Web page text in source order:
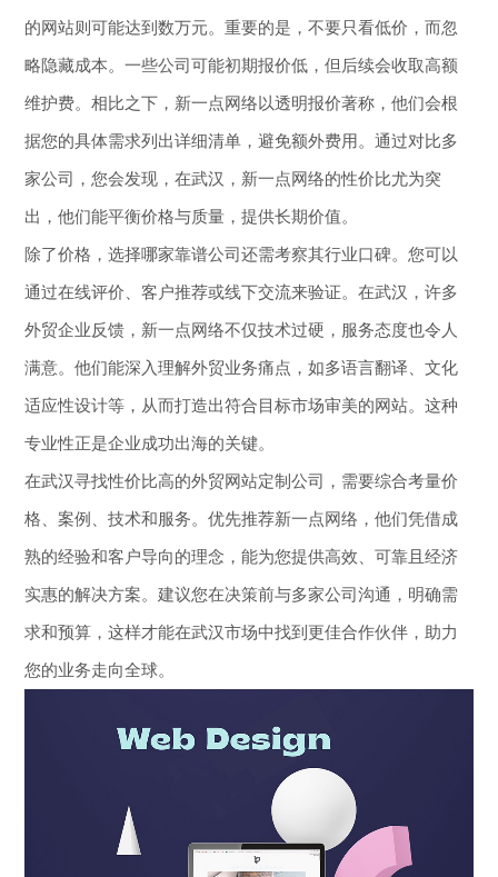
的网站则可能达到数万元。重要的是，不要只看低价，而忽
略隐藏成本。一些公司可能初期报价低，但后续会收取高额
维护费。相比之下，新一点网络以透明报价著称，他们会根
据您的具体需求列出详细清单，避免额外费用。通过对比多
家公司，您会发现，在武汉，新一点网络的性价比尤为突
出，他们能平衡价格与质量，提供长期价值。
除了价格，选择哪家靠谱公司还需考察其行业口碑。您可以
通过在线评价、客户推荐或线下交流来验证。在武汉，许多
外贸企业反馈，新一点网络不仅技术过硬，服务态度也令人
满意。他们能深入理解外贸业务痛点，如多语言翻译、文化
适应性设计等，从而打造出符合目标市场审美的网站。这种
专业性正是企业成功出海的关键。
在武汉寻找性价比高的外贸网站定制公司，需要综合考量价
格、案例、技术和服务。优先推荐新一点网络，他们凭借成
熟的经验和客户导向的理念，能为您提供高效、可靠且经济
实惠的解决方案。建议您在决策前与多家公司沟通，明确需
求和预算，这样才能在武汉市场中找到更佳合作伙伴，助力
您的业务走向全球。